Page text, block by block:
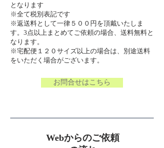
となります
※全て税別表記です
※返送料として一律５００円を頂戴いたしま
す。3点以上まとめてご依頼の場合、送料無料と
なります。
​※宅配便１２０サイズ以上の場合は、別途送料
をいただく場合がございます。
お問合せはこちら
​Webからのご依頼